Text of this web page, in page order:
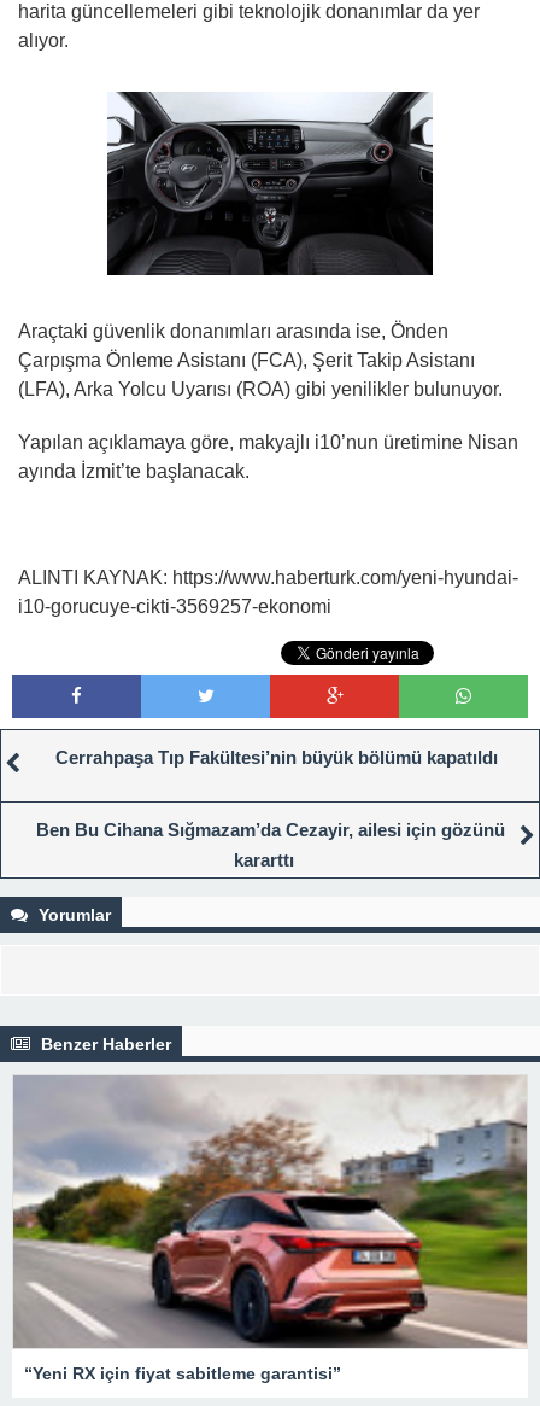
harita güncellemeleri gibi teknolojik donanımlar da yer
alıyor.
Araçtaki güvenlik donanımları arasında ise, Önden
Çarpışma Önleme Asistanı (FCA), Şerit Takip Asistanı
(LFA), Arka Yolcu Uyarısı (ROA) gibi yenilikler bulunuyor.
Yapılan açıklamaya göre, makyajlı i10’nun üretimine Nisan
ayında İzmit’te başlanacak.
ALINTI KAYNAK: https://www.haberturk.com/yeni-hyundai-
i10-gorucuye-cikti-3569257-ekonomi
Cerrahpaşa Tıp Fakültesi’nin büyük bölümü kapatıldı
Ben Bu Cihana Sığmazam’da Cezayir, ailesi için gözünü
kararttı
Yorumlar
Benzer Haberler
“Yeni RX için fiyat sabitleme garantisi”